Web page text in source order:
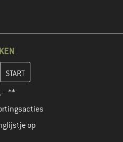
in de volgende stap je
**
op